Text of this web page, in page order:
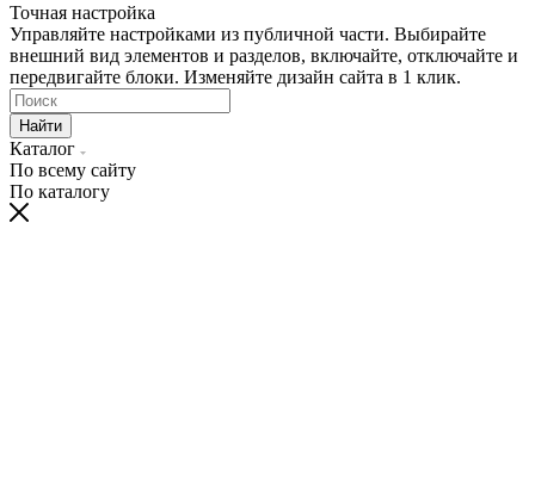
Точная настройка
Управляйте настройками из публичной части. Выбирайте
внешний вид элементов и разделов, включайте, отключайте и
передвигайте блоки. Изменяйте дизайн сайта в 1 клик.
Найти
Каталог
По всему сайту
По каталогу